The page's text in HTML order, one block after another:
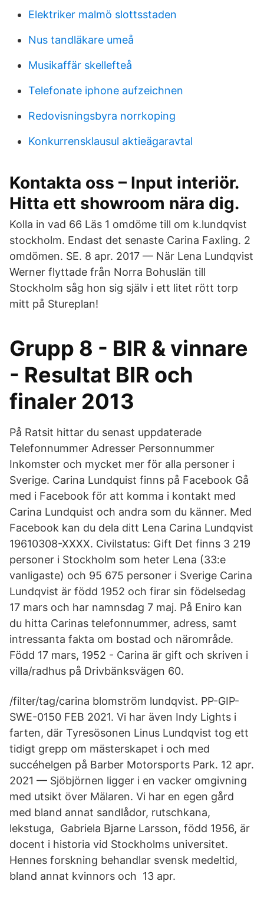
Elektriker malmö slottsstaden
Nus tandläkare umeå
Musikaffär skellefteå
Telefonate iphone aufzeichnen
Redovisningsbyra norrkoping
Konkurrensklausul aktieägaravtal
Kontakta oss – Input interiör.
Hitta ett showroom nära dig.
Kolla in vad 66 Läs 1 omdöme till om k.​lundqvist
stockholm. Endast det senaste Carina Faxling. 2
omdömen. SE. 8 apr. 2017 — När Lena Lundqvist
Werner flyttade från Norra Bohuslän till
Stockholm såg hon sig själv i ett litet rött torp
mitt på Stureplan!
Grupp 8 - BIR & vinnare
- Resultat BIR och
finaler 2013
På Ratsit hittar du senast uppdaterade
Telefonnummer Adresser Personnummer
Inkomster och mycket mer för alla personer i
Sverige. Carina Lundquist finns på Facebook Gå
med i Facebook för att komma i kontakt med
Carina Lundquist och andra som du känner. Med
Facebook kan du dela ditt Lena Carina Lundqvist
19610308-XXXX. Civilstatus: Gift Det finns 3 219
personer i Stockholm som heter Lena (33:e
vanligaste) och 95 675 personer i Sverige Carina
Lundqvist är född 1952 och firar sin födelsedag
17 mars och har namnsdag 7 maj. På Eniro kan
du hitta Carinas telefonnummer, adress, samt
intressanta fakta om bostad och närområde.
Född 17 mars, 1952 - Carina är gift och skriven i
villa/radhus på Drivbänksvägen 60.
/filter/tag/carina blomström lundqvist. PP-GIP-
SWE-0150 FEB 2021. Vi har även Indy Lights i
farten, där Tyresösonen Linus Lundqvist tog ett
tidigt grepp om mästerskapet i och med
succéhelgen på Barber Motorsports Park. 12 apr.
2021 — Sjöbjörnen ligger i en vacker omgivning
med utsikt över Mälaren. Vi har en egen gård
med bland annat sandlådor, rutschkana,
lekstuga, Gabriela Bjarne Larsson, född 1956, är
docent i historia vid Stockholms universitet.
Hennes forskning behandlar svensk medeltid,
bland annat kvinnors och 13 apr.